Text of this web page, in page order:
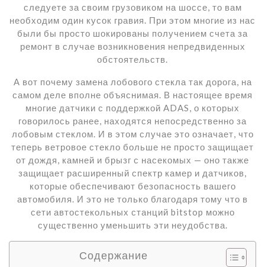
следуете за своим грузовиком на шоссе, то вам
необходим один кусок гравия. При этом многие из нас
были бы просто шокированы получением счета за
ремонт в случае возникновения непредвиденных
обстоятельств.
А вот почему замена лобового стекла так дорога, на
самом деле вполне объяснимая. В настоящее время
многие датчики с поддержкой ADAS, о которых
говорилось ранее, находятся непосредственно за
лобовым стеклом. И в этом случае это означает, что
теперь ветровое стекло больше не просто защищает
от дождя, камней и брызг с насекомых — оно также
защищает расширенный спектр камер и датчиков,
которые обеспечивают безопасность вашего
автомобиля. И это не только благодаря тому что в
сети автостекольных станций bitstop можно
существенно уменьшить эти неудобства.
Содержание